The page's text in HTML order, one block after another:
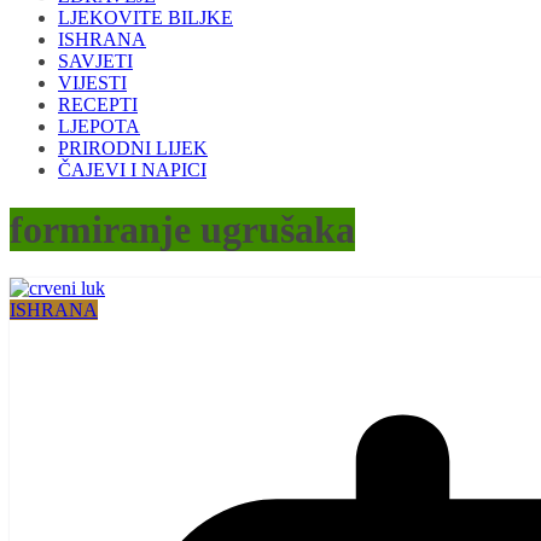
LJEKOVITE BILJKE
ISHRANA
SAVJETI
VIJESTI
RECEPTI
LJEPOTA
PRIRODNI LIJEK
ČAJEVI I NAPICI
formiranje ugrušaka
ISHRANA